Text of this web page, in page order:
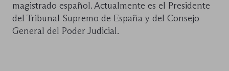
magistrado español. Actualmente es el Presidente
del Tribunal Supremo de España y del Consejo
General del Poder Judicial.